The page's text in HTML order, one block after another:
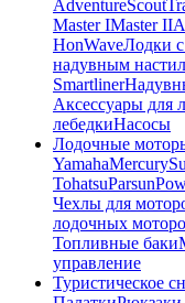
AdventureScout
Master IMaster II
HonWaveЛодки
надувным
Smartliner
Аксессуары для
лебедкиНасосы
Лодочные
YamahaMercury
TohatsuParsun
Чехлы для
лодочных
Топливные баки
управление
Туристическое